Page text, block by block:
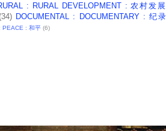
: RURAL DEVELOPMENT : 农村发展
DOCUMENTAL : DOCUMENTARY : 纪
PEACE : 和平 (6)